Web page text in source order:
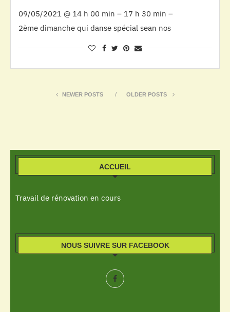
09/05/2021 @ 14 h 00 min – 17 h 30 min –
2ème dimanche qui danse spécial sean nos
NEWER POSTS OLDER POSTS
ACCUEIL
Travail de rénovation en cours
NOUS SUIVRE SUR FACEBOOK